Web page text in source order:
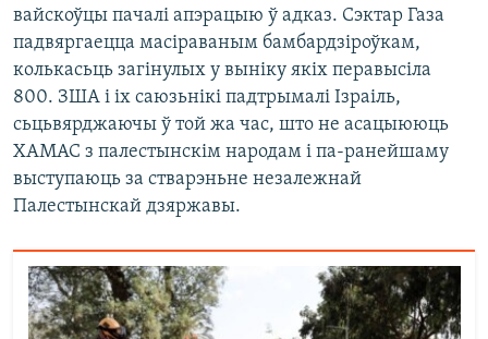
вайскоўцы пачалі апэрацыю ў адказ. Сэктар Газа
падвяргаецца масіраваным бамбардзіроўкам,
колькасьць загінулых у выніку якіх перавысіла
800. ЗША і іх саюзьнікі падтрымалі Ізраіль,
сьцьвярджаючы ў той жа час, што не асацыююць
ХАМАС з палестынскім народам і па-ранейшаму
выступаюць за стварэньне незалежнай
Палестынскай дзяржавы.